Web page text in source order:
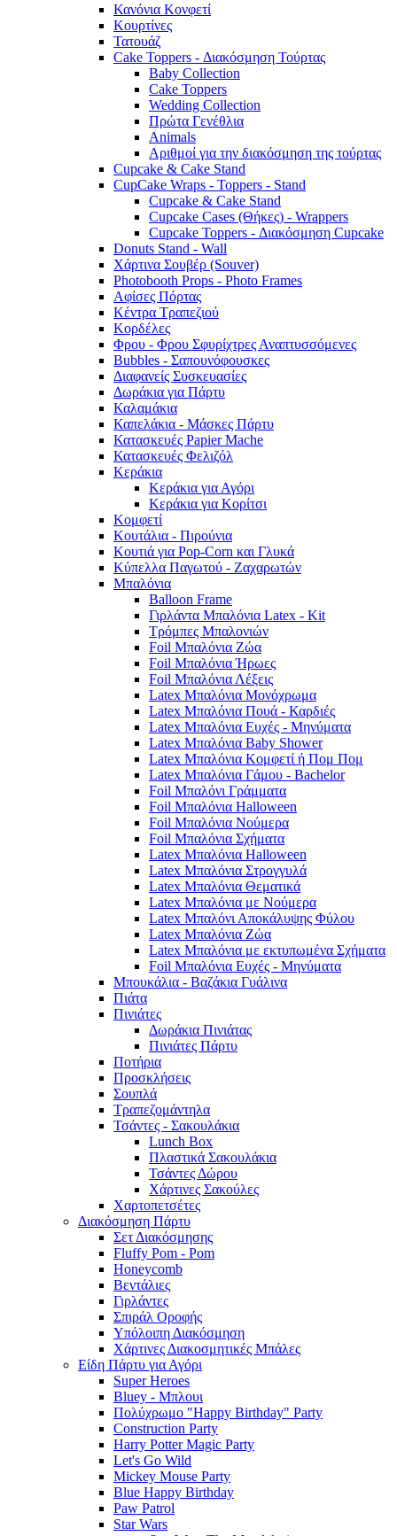
Κανόνια Κονφετί
Κουρτίνες
Τατουάζ
Cake Toppers - Διακόσμηση Τούρτας
Baby Collection
Cake Toppers
Wedding Collection
Πρώτα Γενέθλια
Animals
Αριθμοί για την διακόσμηση της τούρτας
Cupcake & Cake Stand
CupCake Wraps - Toppers - Stand
Cupcake & Cake Stand
Cupcake Cases (Θήκες) - Wrappers
Cupcake Toppers - Διακόσμηση Cupcake
Donuts Stand - Wall
Χάρτινα Σουβέρ (Souver)
Photobooth Props - Photo Frames
Αφίσες Πόρτας
Κέντρα Τραπεζιού
Κορδέλες
Φρου - Φρου Σφυρίχτρες Αναπτυσσόμενες
Bubbles - Σαπουνόφουσκες
Διαφανείς Συσκευασίες
Δωράκια για Πάρτυ
Καλαμάκια
Καπελάκια - Μάσκες Πάρτυ
Κατασκευές Papier Mache
Κατασκευές Φελιζόλ
Κεράκια
Κεράκια για Αγόρι
Κεράκια για Κορίτσι
Κομφετί
Κουτάλια - Πιρούνια
Κουτιά για Pop-Corn και Γλυκά
Κύπελλα Παγωτού - Ζαχαρωτών
Μπαλόνια
Balloon Frame
Γιρλάντα Μπαλόνια Latex - Kit
Τρόμπες Μπαλονιών
Foil Μπαλόνια Ζώα
Foil Μπαλόνια Ήρωες
Foil Μπαλόνια Λέξεις
Latex Μπαλόνια Μονόχρωμα
Latex Μπαλόνια Πουά - Καρδιές
Latex Μπαλόνια Ευχές - Μηνύματα
Latex Μπαλόνια Baby Shower
Latex Μπαλόνια Κομφετί ή Πομ Πομ
Latex Μπαλόνια Γάμου - Bachelor
Foil Μπαλόνι Γράμματα
Foil Μπαλόνια Halloween
Foil Μπαλόνια Νούμερα
Foil Μπαλόνια Σχήματα
Latex Μπαλόνια Halloween
Latex Μπαλόνια Στρογγυλά
Latex Μπαλόνια Θεματικά
Latex Μπαλόνια με Νούμερα
Latex Μπαλόνι Αποκάλυψης Φύλου
Latex Μπαλόνια Ζώα
Latex Μπαλόνια με εκτυπωμένα Σχήματα
Foil Μπαλόνια Ευχές - Μηνύματα
Μπουκάλια - Βαζάκια Γυάλινα
Πιάτα
Πινιάτες
Δωράκια Πινιάτας
Πινιάτες Πάρτυ
Ποτήρια
Προσκλήσεις
Σουπλά
Τραπεζομάντηλα
Τσάντες - Σακουλάκια
Lunch Box
Πλαστικά Σακουλάκια
Τσάντες Δώρου
Χάρτινες Σακούλες
Χαρτοπετσέτες
Διακόσμηση Πάρτυ
Σετ Διακόσμησης
Fluffy Pom - Pom
Honeycomb
Βεντάλιες
Γιρλάντες
Σπιράλ Οροφής
Υπόλοιπη Διακόσμηση
Χάρτινες Διακοσμητικές Μπάλες
Είδη Πάρτυ για Αγόρι
Super Heroes
Bluey - Μπλουι
Πολύχρωμο "Happy Birthday" Party
Construction Party
Harry Potter Magic Party
Let's Go Wild
Mickey Mouse Party
Blue Happy Birthday
Paw Patrol
Star Wars